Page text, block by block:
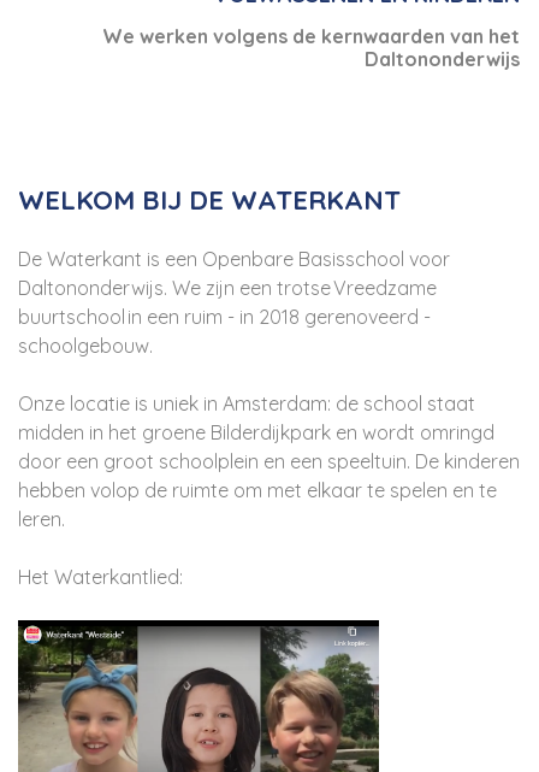
We werken volgens de kernwaarden van het
Daltononderwijs
WELKOM BIJ DE WATERKANT
De Waterkant is een Openbare Basisschool voor
Daltononderwijs. We zijn een trotse Vreedzame
buurtschool in een ruim - in 2018 gerenoveerd -
schoolgebouw.
Onze locatie is uniek in Amsterdam: de school staat
midden in het groene Bilderdijkpark en wordt omringd
door een groot schoolplein en een speeltuin. De kinderen
hebben volop de ruimte om met elkaar te spelen en te
leren.
Het Waterkantlied: